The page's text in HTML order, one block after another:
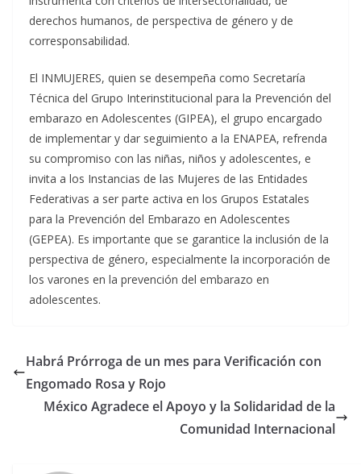
derechos humanos, de perspectiva de género y de
corresponsabilidad.
El INMUJERES, quien se desempeña como Secretaría
Técnica del Grupo Interinstitucional para la Prevención del
embarazo en Adolescentes (GIPEA), el grupo encargado
de implementar y dar seguimiento a la ENAPEA, refrenda
su compromiso con las niñas, niños y adolescentes, e
invita a los Instancias de las Mujeres de las Entidades
Federativas a ser parte activa en los Grupos Estatales
para la Prevención del Embarazo en Adolescentes
(GEPEA). Es importante que se garantice la inclusión de la
perspectiva de género, especialmente la incorporación de
los varones en la prevención del embarazo en
adolescentes.
Habrá Prórroga de un mes para Verificación con
Engomado Rosa y Rojo
México Agradece el Apoyo y la Solidaridad de la
Comunidad Internacional